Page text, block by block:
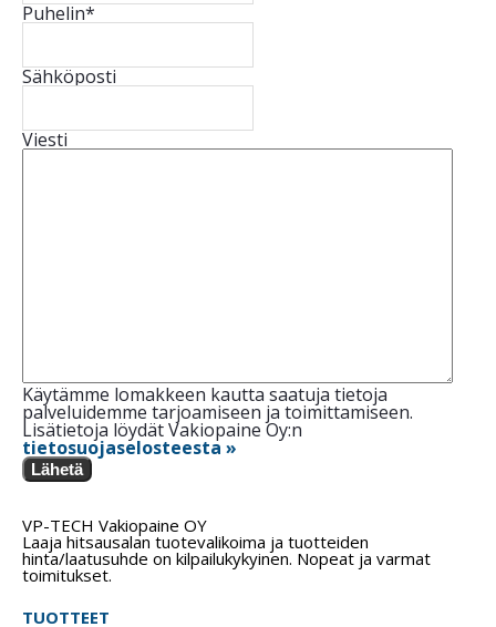
Puhelin*
Sähköposti
Viesti
Käytämme lomakkeen kautta saatuja tietoja
palveluidemme tarjoamiseen ja toimittamiseen.
Lisätietoja löydät Vakiopaine Oy:n
tietosuojaselosteesta »
Lähetä
VP-TECH Vakiopaine OY
Laaja hitsausalan tuotevalikoima ja tuotteiden
hinta/laatusuhde on kilpailukykyinen. Nopeat ja varmat
toimitukset.
TUOTTEET